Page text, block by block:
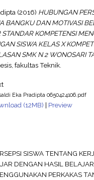
(2016) HUBUNGAN
BANGKU DAN MOTIVASI
STANDAR KOMPETENSI
SISWA KELAS X
SMK N 2 WONOSARI
fakultas Teknik.
Eka Pradipta 0650424106.pdf
(12MB) | Preview
SISWA TENTANG
DENGAN HASIL
PERKAKAS